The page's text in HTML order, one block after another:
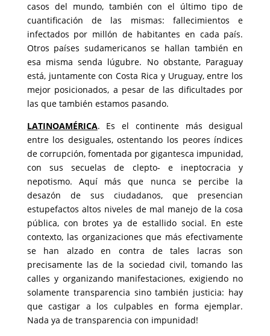
casos del mundo, también con el último tipo de
cuantificación de las mismas: fallecimientos e
infectados por millón de habitantes en cada país.
Otros países sudamericanos se hallan también en
esa misma senda lúgubre. No obstante, Paraguay
está, juntamente con Costa Rica y Uruguay, entre los
mejor posicionados, a pesar de las dificultades por
las que también estamos pasando.
LATINOAMÉRICA. Es el continente más desigual
entre los desiguales, ostentando los peores índices
de corrupción, fomentada por gigantesca impunidad,
con sus secuelas de clepto- e ineptocracia y
nepotismo. Aquí más que nunca se percibe la
desazón de sus ciudadanos, que presencian
estupefactos altos niveles de mal manejo de la cosa
pública, con brotes ya de estallido social. En este
contexto, las organizaciones que más efectivamente
se han alzado en contra de tales lacras son
precisamente las de la sociedad civil, tomando las
calles y organizando manifestaciones, exigiendo no
solamente transparencia sino también justicia: hay
que castigar a los culpables en forma ejemplar.
Nada ya de transparencia con impunidad!